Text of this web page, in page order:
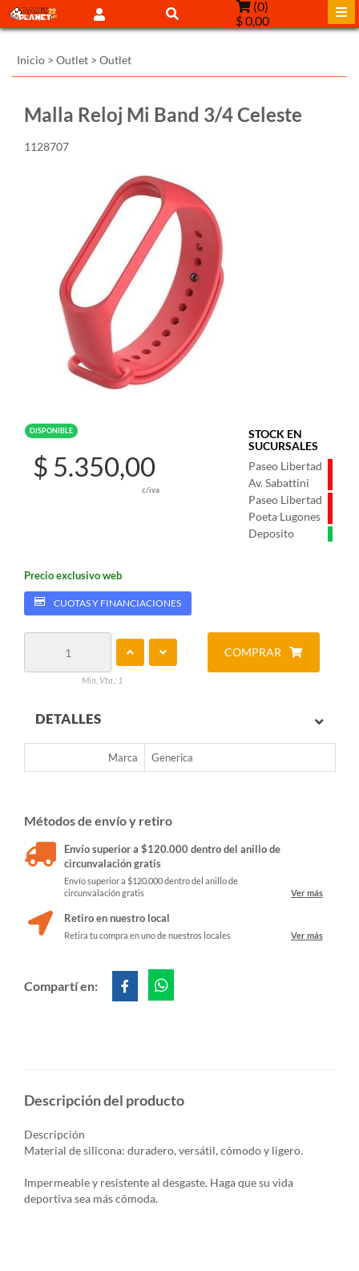
(0)
$ 0,00
Inicio > Outlet > Outlet
Malla Reloj Mi Band 3/4 Celeste
1128707
DISPONIBLE
STOCK EN
SUCURSALES
Paseo Libertad
Av. Sabattini
Paseo Libertad
Poeta Lugones
Deposito
$ 5.350,00
c/iva
Precio exclusivo web
CUOTAS Y FINANCIACIONES
Min. Vta.: 1
COMPRAR
DETALLES
Marca Generica
Métodos de envío y retiro
Envío superior a $120.000 dentro del anillo de
circunvalación gratis
Envío superior a $120.000 dentro del anillo de
circunvalación gratis
Ver más
Retiro en nuestro local
Retira tu compra en uno de nuestros locales Ver más
Compartí en:
Descripción del producto
Descripción
Material de silicona: duradero, versátil, cómodo y ligero.
Impermeable y resistente al desgaste. Haga que su vida
deportiva sea más cómoda.